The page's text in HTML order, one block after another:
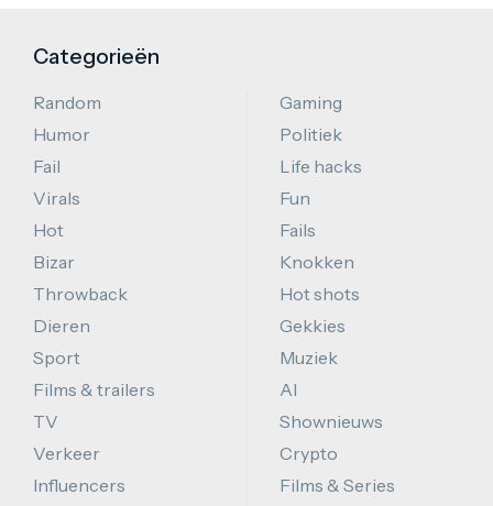
Categorieën
Random
Humor
Fail
Virals
Hot
Bizar
Throwback
Dieren
Sport
Films & trailers
TV
Verkeer
Influencers
Gaming
Politiek
Life hacks
Fun
Fails
Knokken
Hot shots
Gekkies
Muziek
AI
Shownieuws
Crypto
Films & Series